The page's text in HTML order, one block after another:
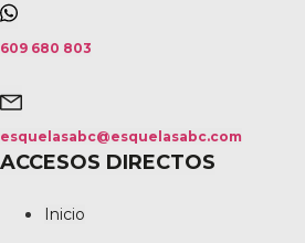
609 680 803
esquelasabc@esquelasabc.com
ACCESOS DIRECTOS
Inicio